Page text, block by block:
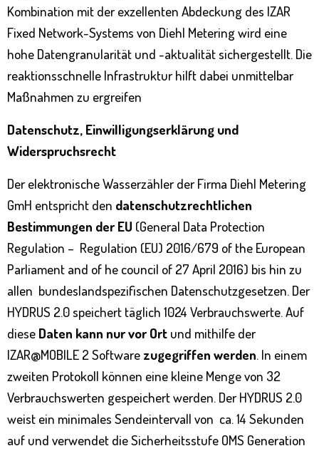
Kombination mit der exzellenten Abdeckung des IZAR
Fixed Network-Systems von Diehl Metering wird eine
hohe Datengranularität und -aktualität sichergestellt. Die
reaktionsschnelle Infrastruktur hilft dabei unmittelbar
Maßnahmen zu ergreifen
Datenschutz, Einwilligungserklärung und
Widerspruchsrecht
Der elektronische Wasserzähler der Firma Diehl Metering
GmH entspricht den datenschutzrechtlichen
Bestimmungen der EU (General Data Protection
Regulation – Regulation (EU) 2016/679 of the European
Parliament and of he council of 27 April 2016) bis hin zu
allen bundeslandspezifischen Datenschutzgesetzen. Der
HYDRUS 2.0 speichert täglich 1024 Verbrauchswerte. Auf
diese Daten kann nur vor Ort und mithilfe der
IZAR@MOBILE 2 Software zugegriffen werden. In einem
zweiten Protokoll können eine kleine Menge von 32
Verbrauchswerten gespeichert werden. Der HYDRUS 2.0
weist ein minimales Sendeintervall von ca. 14 Sekunden
auf und verwendet die Sicherheitsstufe OMS Generation